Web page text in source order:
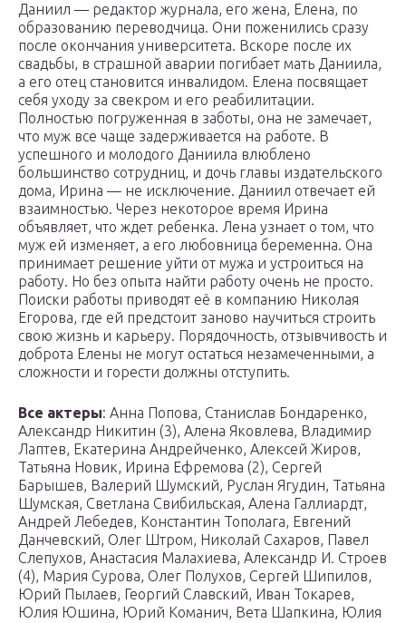
Даниил — редактор журнала, его жена, Елена, по
образованию переводчица. Они поженились сразу
после окончания университета. Вскоре после их
свадьбы, в страшной аварии погибает мать Даниила,
а его отец становится инвалидом. Елена посвящает
себя уходу за свекром и его реабилитации.
Полностью погруженная в заботы, она не замечает,
что муж все чаще задерживается на работе. В
успешного и молодого Даниила влюблено
большинство сотрудниц, и дочь главы издательского
дома, Ирина — не исключение. Даниил отвечает ей
взаимностью. Через некоторое время Ирина
объявляет, что ждет ребенка. Лена узнает о том, что
муж ей изменяет, а его любовница беременна. Она
принимает решение уйти от мужа и устроиться на
работу. Но без опыта найти работу очень не просто.
Поиски работы приводят её в компанию Николая
Егорова, где ей предстоит заново научиться строить
свою жизнь и карьеру. Порядочность, отзывчивость и
доброта Елены не могут остаться незамеченными, а
сложности и горести должны отступить.
Все актеры: Анна Попова, Станислав Бондаренко,
Александр Никитин (3), Алена Яковлева, Владимир
Лаптев, Екатерина Андрейченко, Алексей Жиров,
Татьяна Новик, Ирина Ефремова (2), Сергей
Барышев, Валерий Шумский, Руслан Ягудин, Татьяна
Шумская, Светлана Свибильская, Алена Галлиардт,
Андрей Лебедев, Константин Тополага, Евгений
Данчевский, Олег Штром, Николай Сахаров, Павел
Слепухов, Анастасия Малахиева, Александр И. Строев
(4), Мария Сурова, Олег Полухов, Сергей Шипилов,
Юрий Пылаев, Георгий Славский, Иван Токарев,
Юлия Юшина, Юрий Команич, Вета Шапкина, Юлия